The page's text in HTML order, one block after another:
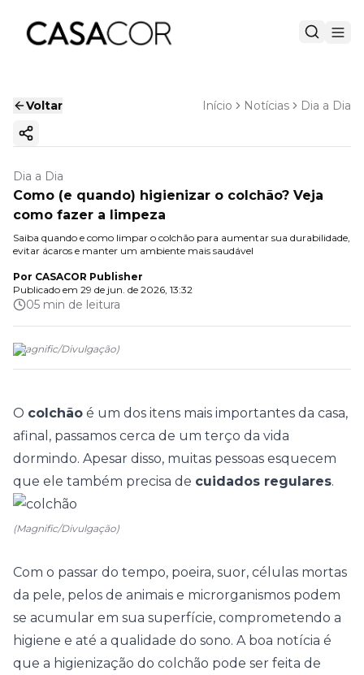
Voltar Início Notícias Dia a Dia
Copiar link
Dia a Dia
Como (e quando) higienizar o colchão? Veja
como fazer a limpeza
Saiba quando e como limpar o colchão para aumentar sua durabilidade,
evitar ácaros e manter um ambiente mais saudável
Por CASACOR Publisher
Publicado em 29 de jun. de 2026, 13:32
05 min de leitura
(Magnific/Divulgação)
O colchão é um dos itens mais importantes da casa,
afinal, passamos cerca de um terço da vida
dormindo. Apesar disso, muitas pessoas esquecem
que ele também precisa de cuidados regulares.
(Magnific/Divulgação)
Com o passar do tempo, poeira, suor, células mortas
da pele, pelos de animais e microrganismos podem
se acumular em sua superfície, comprometendo a
higiene e até a qualidade do sono. A boa notícia é
que a higienização do colchão pode ser feita de